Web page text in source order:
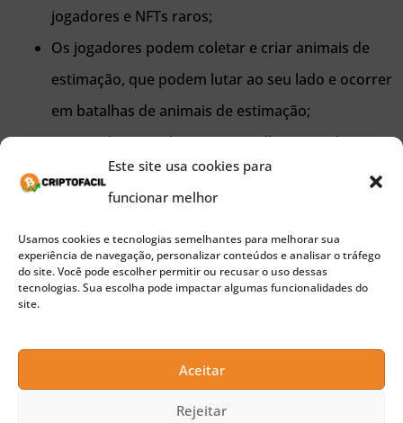
Este site usa cookies para
funcionar melhor
Usamos cookies e tecnologias semelhantes para melhorar sua
experiência de navegação, personalizar conteúdos e analisar o tráfego
do site. Você pode escolher permitir ou recusar o uso dessas
tecnologias. Sua escolha pode impactar algumas funcionalidades do
site.
Aceitar
Rejeitar
jogadores e NFTs raros;
Os jogadores podem coletar e criar animais de
estimação, que podem lutar ao seu lado e ocorrer
em batalhas de animais de estimação;
Os jogadores podem comprar ilhas privadas para
construir um negócio ou casa;
Estações de artesanato permitirão aos jogadores
construir seus próprios NFTs;
Roadmap
De acordo com as informações do Litepaper da
desenvolvedora, podemos esperar o jogo em
quatro etapas principais.